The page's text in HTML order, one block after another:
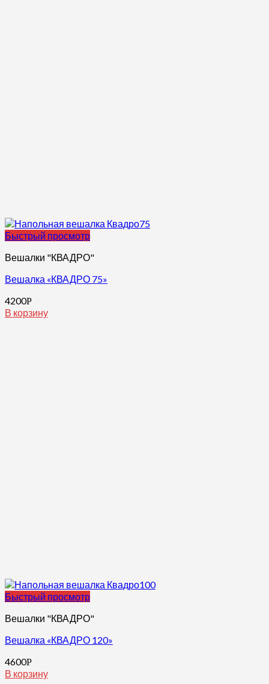
Быстрый просмотр
Вешалки "КВАДРО"
Вешалка «КВАДРО 75»
4200Р
В корзину
Быстрый просмотр
Вешалки "КВАДРО"
Вешалка «КВАДРО 120»
4600Р
В корзину